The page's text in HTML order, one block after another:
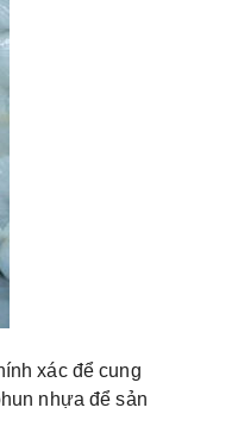
xác để cung
nhựa để sản